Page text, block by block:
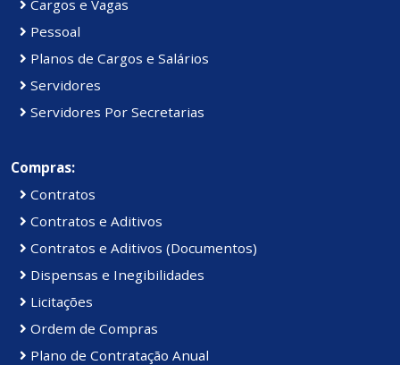
Cargos e Vagas
Pessoal
Planos de Cargos e Salários
Servidores
Servidores Por Secretarias
Compras:
Contratos
Contratos e Aditivos
Contratos e Aditivos (Documentos)
Dispensas e Inegibilidades
Licitações
Ordem de Compras
Plano de Contratação Anual